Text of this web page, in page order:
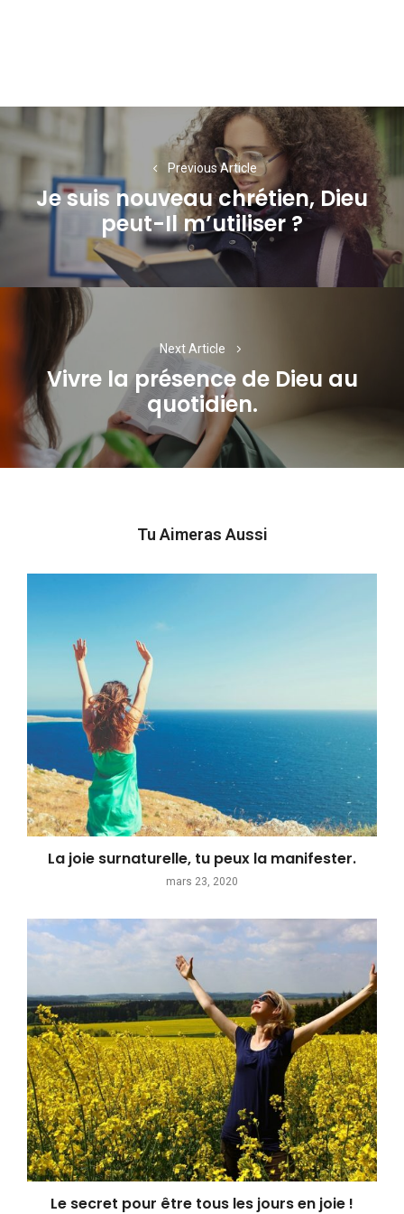
Navigation
de
l’article
Previous Article
Previous
post:
Je suis nouveau chrétien, Dieu
peut-Il m’utiliser ?
Next Article
Next
post:
Vivre la présence de Dieu au
quotidien.
Tu Aimeras Aussi
La joie surnaturelle, tu peux la manifester.
mars 23, 2020
Le secret pour être tous les jours en joie !